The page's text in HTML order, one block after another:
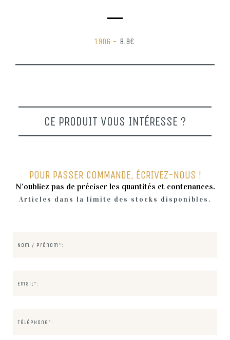
190G - 8,9€
CE PRODUIT VOUS INTÉRESSE ?
POUR PASSER COMMANDE, ÉCRIVEZ-NOUS !
N’oubliez pas de préciser les quantités et contenances.
Articles dans la limite des stocks disponibles.